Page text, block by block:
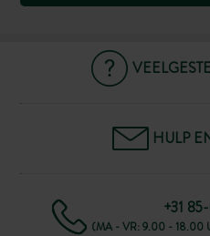
HULP
+31
(MA - VR: 9.00 - 18.00